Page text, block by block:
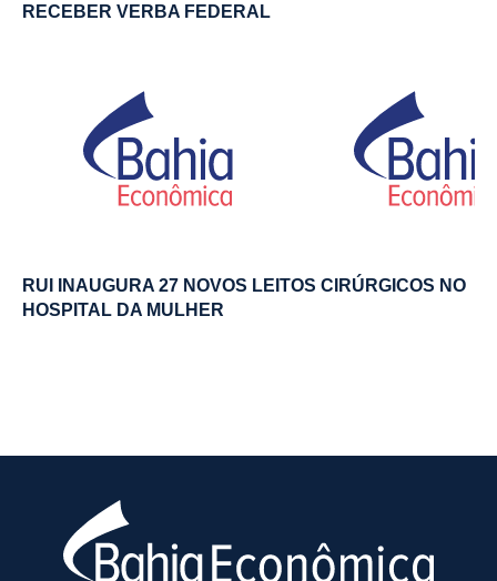
RECEBER VERBA FEDERAL
RUI INAUGURA 27 NOVOS LEITOS CIRÚRGICOS NO
HOSPITAL DA MULHER